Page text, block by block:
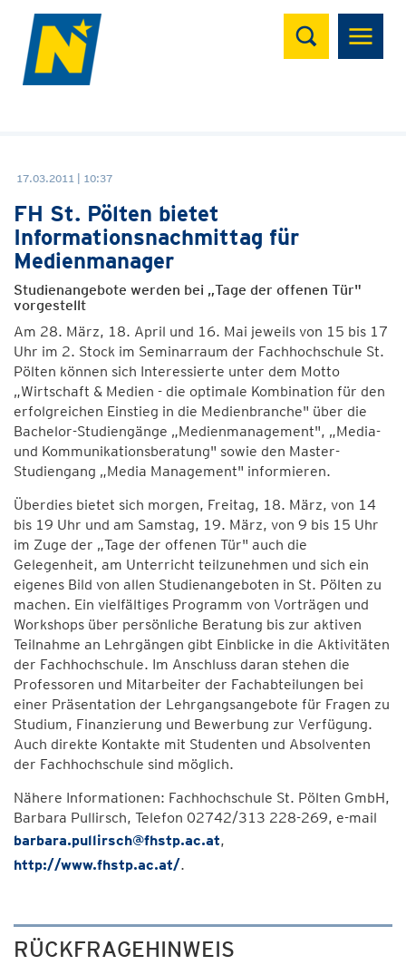
Suchen
17.03.2011 | 10:37
FH St. Pölten bietet
Informationsnachmittag für
Medienmanager
Studienangebote werden bei „Tage der offenen Tür"
vorgestellt
Am 28. März, 18. April und 16. Mai jeweils von 15 bis 17
Uhr im 2. Stock im Seminarraum der Fachhochschule St.
Pölten können sich Interessierte unter dem Motto
„Wirtschaft & Medien - die optimale Kombination für den
erfolgreichen Einstieg in die Medienbranche" über die
Bachelor-Studiengänge „Medienmanagement", „Media-
und Kommunikationsberatung" sowie den Master-
Studiengang „Media Management" informieren.
Überdies bietet sich morgen, Freitag, 18. März, von 14
bis 19 Uhr und am Samstag, 19. März, von 9 bis 15 Uhr
im Zuge der „Tage der offenen Tür" auch die
Gelegenheit, am Unterricht teilzunehmen und sich ein
eigenes Bild von allen Studienangeboten in St. Pölten zu
machen. Ein vielfältiges Programm von Vorträgen und
Workshops über persönliche Beratung bis zur aktiven
Teilnahme an Lehrgängen gibt Einblicke in die Aktivitäten
der Fachhochschule. Im Anschluss daran stehen die
Professoren und Mitarbeiter der Fachabteilungen bei
einer Präsentation der Lehrgangsangebote für Fragen zu
Studium, Finanzierung und Bewerbung zur Verfügung.
Auch direkte Kontakte mit Studenten und Absolventen
der Fachhochschule sind möglich.
Nähere Informationen: Fachhochschule St. Pölten GmbH,
Barbara Pullirsch, Telefon 02742/313 228-269, e-mail
barbara.pullirsch@fhstp.ac.at,
http://www.fhstp.ac.at/.
RÜCKFRAGEHINWEIS